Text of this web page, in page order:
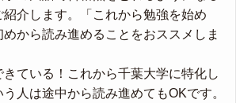
介します。「これから勉強を始め
から読み進めることをおススメしま
きている！これから千葉大学に特化し
人は途中から読み進めてもOKです。